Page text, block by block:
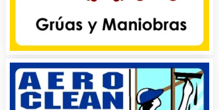
Artículos de Piel
Artículos Deportivos